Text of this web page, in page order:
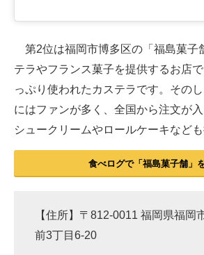
第2位は福岡市博多区の「福島菓子
テラやフランス菓子を提供するお店
っぷり使われたカステラです。その
にはファンが多く、全国から注文が
シュークリームやロールケーキなども
食べログで「福島菓子舗」
【住所】〒812-0011 福岡県福岡
前3丁目6-20